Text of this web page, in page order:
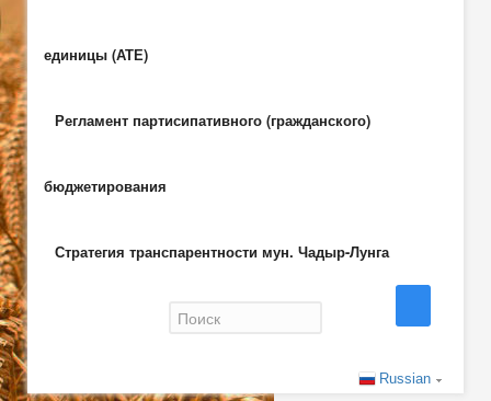
единицы (АТЕ)
Регламент партисипативного (гражданского)
бюджетирования
Стратегия транспарентности мун. Чадыр-Лунга
Russian